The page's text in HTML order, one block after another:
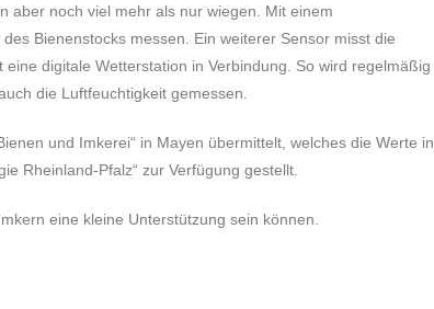
aber noch viel mehr als nur wiegen. Mit einem
Bienenstocks messen. Ein weiterer Sensor misst die
digitale Wetterstation in Verbindung. So wird regelmäßig
die Luftfeuchtigkeit gemessen.
und Imkerei“ in Mayen übermittelt, welches die Werte in
Rheinland-Pfalz“ zur Verfügung gestellt.
eine kleine Unterstützung sein können.